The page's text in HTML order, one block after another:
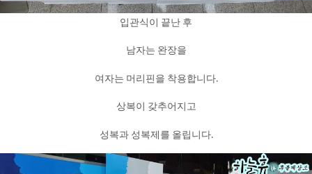
입관식이 끝난 후
남자는 완장을
여자는 머리핀을 착용합니다.
상복이 갖추어지고
성복과 성복제를 올립니다.